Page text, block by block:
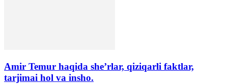
Amir Temur haqida she’rlar, qiziqarli faktlar,
tarjimai hol va insho.